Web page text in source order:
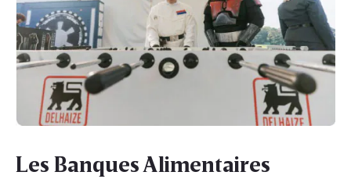
Les Banques Alimentaires